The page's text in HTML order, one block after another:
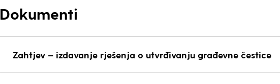
Dokumenti
Zahtjev – izdavanje rješenja o utvrđivanju građevne čestice